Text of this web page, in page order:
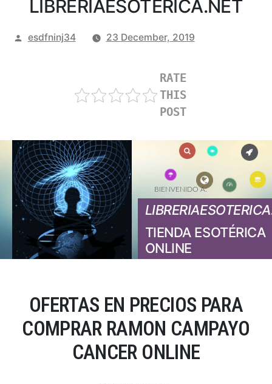
LIBRERIAESOTERICA.NET
Posted
esdfninj34 23 December, 2019
RATE
THIS
POST
TIENDA ESOTÉRICA
ONLINE
BIENVENIDO A:
OFERTAS EN PRECIOS PARA
COMPRAR RAMON CAMPAYO
CANCER ONLINE